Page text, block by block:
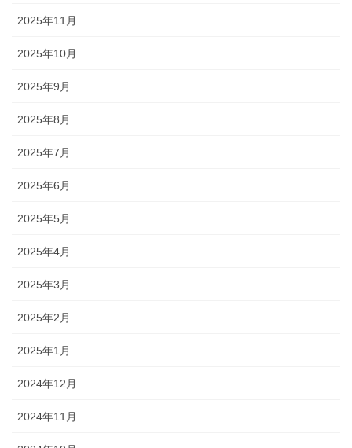
2025年11月
2025年10月
2025年9月
2025年8月
2025年7月
2025年6月
2025年5月
2025年4月
2025年3月
2025年2月
2025年1月
2024年12月
2024年11月